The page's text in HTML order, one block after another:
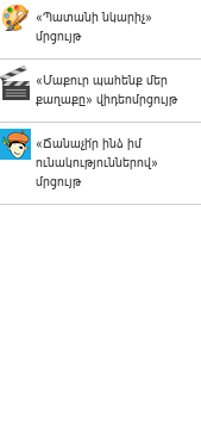
«Պատանի նկարիչ»
մրցույթ
«Մաքուր պահենք մեր
քաղաքը» վիդեոմրցույթ
«Ճանաչի՛ր ինձ իմ
ունակություններով»
մրցույթ